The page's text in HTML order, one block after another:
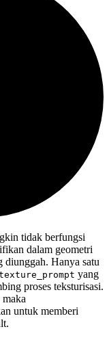
tidak berfungsi
dalam geometri
diunggah. Hanya satu
yang
proses teksturisasi.
untuk memberi